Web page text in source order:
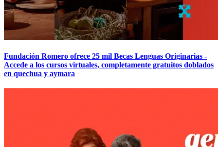
Fundación Romero ofrece 25 mil Becas Lenguas Originarias -
Accede a los cursos virtuales, completamente gratuitos doblados
en quechua y aymara